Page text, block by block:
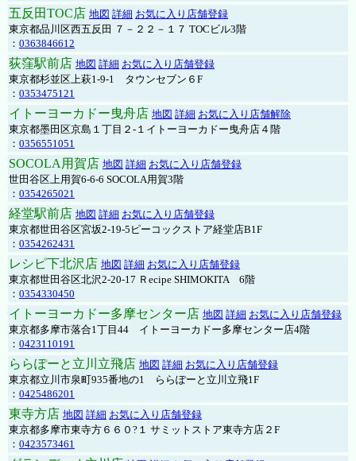
五反田TOC店 地図 詳細 お気に入り店舗登録
東京都品川区西五反田 ７－２２－１７ TOCビル3階
： 0363846612
荻窪駅前店 地図 詳細 お気に入り店舗登録
東京都杉並区上萩1-9-1 タウンセブン６F
： 0353475121
イトーヨーカドー曳舟店 地図 詳細 お気に入り店舗解除
東京都墨田区京島１丁目２-１イトーヨーカドー曳舟店４階
： 0356551051
SOCOLA用賀店 地図 詳細 お気に入り店舗登録
世田谷区上用賀6-6-6 SOCOLA用賀3階
： 0354265021
経堂駅前店 地図 詳細 お気に入り店舗登録
東京都世田谷区宮坂2-19-5ピーコックストア経堂店B1F
： 0354262431
レシピ下北沢店 地図 詳細 お気に入り店舗登録
東京都世田谷区北沢2-20-17 Ｒecipe SHIMOKITA 6階
： 0354330450
イトーヨーカドー多摩センター店 地図 詳細 お気に入り店舗登録
東京都多摩市落合1丁目44 イトーヨーカドー多摩センター店4階
： 0423110191
ららぽーと立川立飛店 地図 詳細 お気に入り店舗登録
東京都立川市泉町935番地の1 ららぽーと立川立飛1F
： 0425486201
東寺方店 地図 詳細 お気に入り店舗登録
東京都多摩市東寺方６６０?１ サミットストア東寺方店２F
： 0423573461